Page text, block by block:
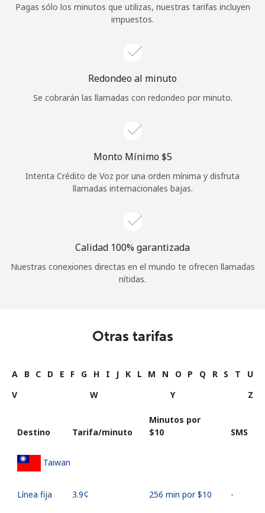
Iniciar Sesión
Pagas sólo los minutos que utilizas, nuestras tarifas incluyen
impuestos.
Redondeo al minuto
Se cobrarán las llamadas con redondeo por minuto.
Monto Mínimo ⁦$5⁩
Intenta Crédito de Voz por una orden mínima y disfruta
llamadas internacionales bajas.
Calidad 100% garantizada
Nuestras conexiones directas en el mundo te ofrecen llamadas
nítidas.
Otras tarifas
A B C D E F G H I J K L M N O P Q R S T
U
V
W Y Z
Destino Tarifa/minuto
Minutos por
⁦$10⁩
SMS
Taiwan
Línea fija ⁦3.9¢⁩ 256 min por ⁦$10⁩ -